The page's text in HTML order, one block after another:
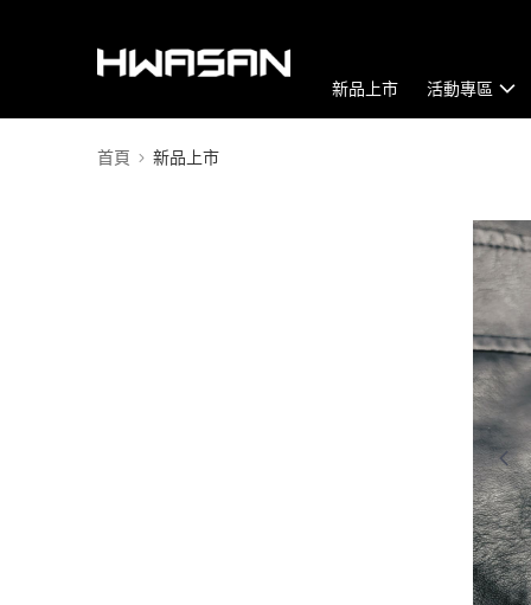
新品上市 活動專區
首頁 新品上市